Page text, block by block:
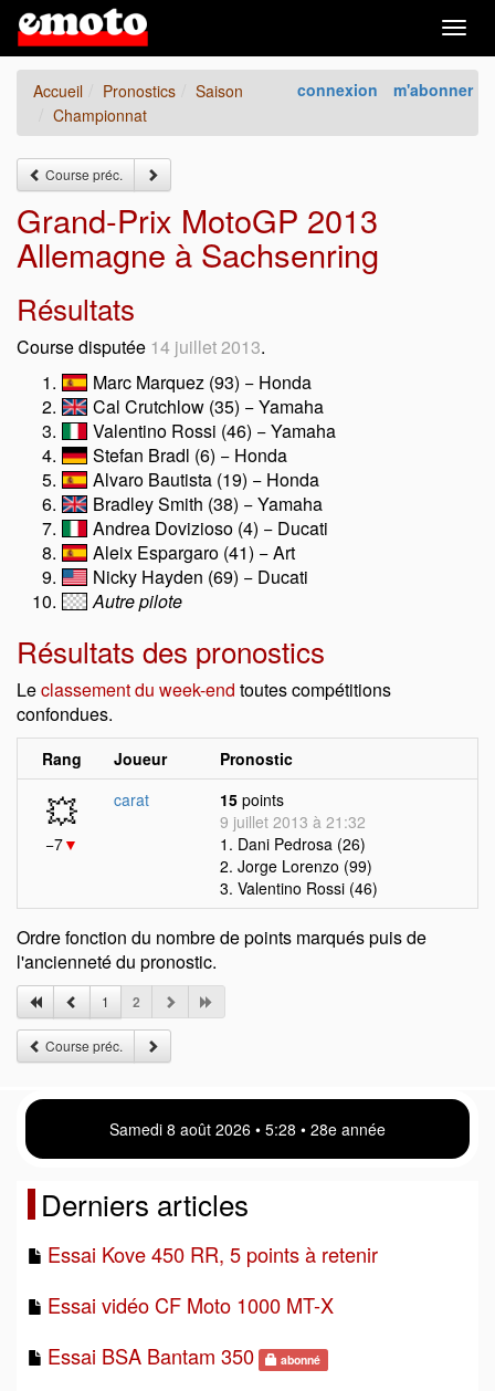
connexion m'abonner
Accueil Pronostics
Saison
Championnat
Course préc.
Grand-Prix MotoGP 2013
Allemagne à Sachsenring
Résultats
Course disputée 14 juillet 2013.
Marc Marquez (93) − Honda
Cal Crutchlow (35) − Yamaha
Valentino Rossi (46) − Yamaha
Stefan Bradl (6) − Honda
Alvaro Bautista (19) − Honda
Bradley Smith (38) − Yamaha
Andrea Dovizioso (4) − Ducati
Aleix Espargaro (41) − Art
Nicky Hayden (69) − Ducati
Autre pilote
Résultats des pronostics
Leclassement du week-end toutes compétitions
confondues.
Rang Joueur Pronostic
💥
−7▼
carat 15 points
9 juillet 2013 à 21:32
1. Dani Pedrosa (26)
2. Jorge Lorenzo (99)
3. Valentino Rossi (46)
Ordre fonction du nombre de points marqués puis de
l'ancienneté du pronostic.
1 2
Course préc.
Samedi 8 août 2026 • 5 28 • 28e année
Derniers articles
Essai Kove 450 RR, 5 points à retenir
Essai vidéo CF Moto 1000 MT-X
Essai BSA Bantam 350
abonné